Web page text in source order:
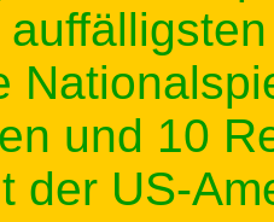
und 10
der US-